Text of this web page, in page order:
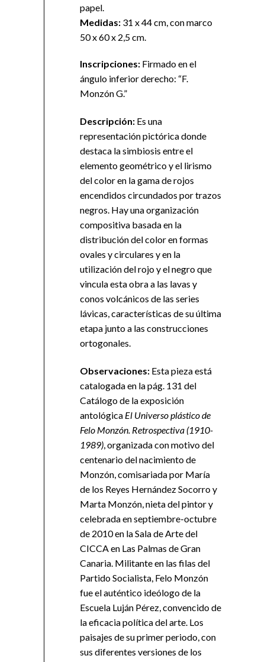
papel.
Medidas: 31 x 44 cm, con marco
50 x 60 x 2,5 cm.
Inscripciones: Firmado en el
ángulo inferior derecho: “F.
Monzón G.”
Descripción: Es una
representación pictórica donde
destaca la simbiosis entre el
elemento geométrico y el lirismo
del color en la gama de rojos
encendidos circundados por trazos
negros. Hay una organización
compositiva basada en la
distribución del color en formas
ovales y circulares y en la
utilización del rojo y el negro que
vincula esta obra a las lavas y
conos volcánicos de las series
lávicas, características de su última
etapa junto a las construcciones
ortogonales.
Observaciones: Esta pieza está
catalogada en la pág. 131 del
Catálogo de la exposición
antológica El Universo plástico de
Felo Monzón. Retrospectiva (1910-
1989) , organizada con motivo del
centenario del nacimiento de
Monzón, comisariada por María
de los Reyes Hernández Socorro y
Marta Monzón, nieta del pintor y
celebrada en septiembre-octubre
de 2010 en la Sala de Arte del
CICCA en Las Palmas de Gran
Canaria. Militante en las filas del
Partido Socialista, Felo Monzón
fue el auténtico ideólogo de la
Escuela Luján Pérez, convencido de
la eficacia política del arte. Los
paisajes de su primer periodo, con
sus diferentes versiones de los